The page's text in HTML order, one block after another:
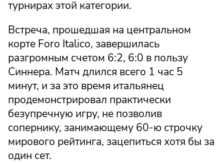
турнирах этой категории.
Встреча, прошедшая на центральном
корте Foro Italico, завершилась
разгромным счетом 6:2, 6:0 в пользу
Синнера. Матч длился всего 1 час 5
минут, и за это время итальянец
продемонстрировал практически
безупречную игру, не позволив
сопернику, занимающему 60-ю строчку
мирового рейтинга, зацепиться хотя бы за
один сет.